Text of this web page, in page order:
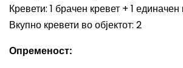
Кревети: 1 брачен кревет + 1 единачен
Вкупно кревети во објектот: 2
Опременост: